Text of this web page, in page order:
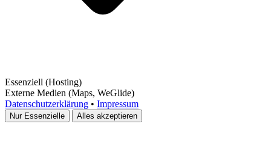
Essenziell (Hosting)
Externe Medien (Maps, WeGlide)
Datenschutzerklärung • Impressum
Nur Essenzielle Alles akzeptieren